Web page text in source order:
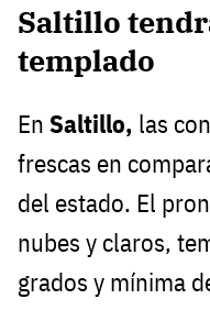
Saltillo
templado
En Saltillo, las
frescas en
del estado. El
nubes y claros,
grados y mínima